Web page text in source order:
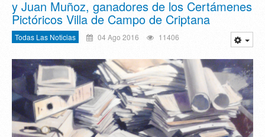
y Juan Muñoz, ganadores de los Certámenes
Pictóricos Villa de Campo de Criptana
Todas Las Noticias 04 Ago 2016 11406